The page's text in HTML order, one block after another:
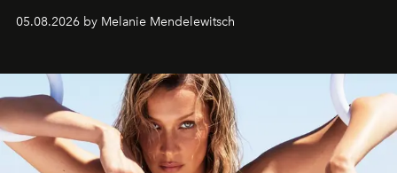
de vivre Romain dans toute son élégance intemporelle.
05.08.2026 by Melanie Mendelewitsch